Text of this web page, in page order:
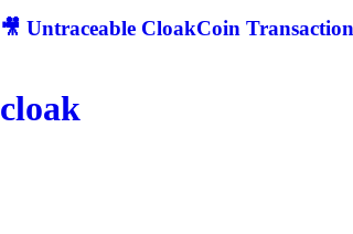
🎥 Untraceable CloakCoin
cloak